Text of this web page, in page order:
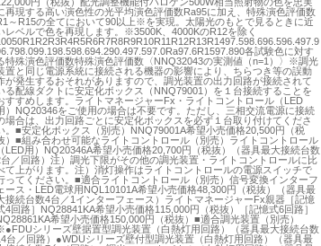
再現する高い演色性の光平均演色評価数Ra95に加え、特殊演色評価数
～R15の全てにおいて90以上※を実現。太陽光のもとで見るときに近
レベルで色を再現します。※3500K、4000KのR12を除く
各試験色に対す
特殊演色評価数特殊演色評価数〈NNQ32043の実測値（n=1）〉※調光
置と同じ電源系統に接続される機器の影響により、ちらつき等の誤動
が発生するおそれがありますので、調光装置の出力回路が接続されて
る配線ダクトに安定化ボックス（NNQ79001）を１台接続することを
すすめします。ライトマネージャーFx・ライトコントロール（LED
）NQ20346をご使用の場合は不要です。ただし、三相交流電源に接続
場合は、出力回路ごとに安定化ボックスを必ず１台取り付けてくださ
。■安定化ボックス（別売）NNQ79001A希望小売価格20,500円（税
）■組み合わせ可能なライトコントロール（別売）ライトコントロール
（LED用）NQ20346A希望小売価格20,700円（税抜）（器具最大接続台数
／回路）注）調光下限がその他の調光装置・ライトコントロールに比
て上がります。注）消灯操作はライトコントロールの電源スイッチで
ってください。■適合ライトコントロール（別売）信号変換インターフ
ース・LED電球用NQL10101A希望小売価格48,300円（税抜）（器具最
接続台数4台／1インターフェース）ライトマネージャーFx親器［記憶
4回路］NQ28841KA希望小売価格115,000円（税抜）［記憶式6回路］
希望小売価格150,000円（税抜）■適合調光装置（別売）
シリーズ壁据置型調光装置（白熱灯用回路）（器具最大接続台数
台／回路）●WDUシリーズ壁付型調光装置（白熱灯用回路）（器具最